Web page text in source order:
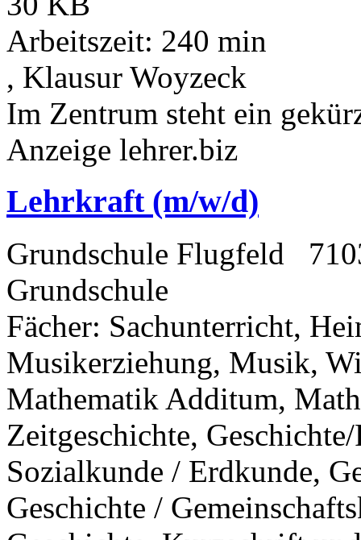
Arbeitszeit: 240 min
, Klausur Woyzeck
Im Zentrum steht ein
Anzeige lehrer.biz
Lehrkraft (m/w/d)
Grundschule Flugfeld
Grundschule
Fächer: Sachunterricht,
Musikerziehung, Musik,
Mathematik Additum,
Zeitgeschichte,
Sozialkunde / Erdkunde,
Geschichte /